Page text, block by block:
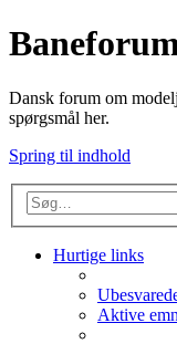
Dansk forum om
spørgsmål her.
Spring til indhold
Hurtige links
Aktive